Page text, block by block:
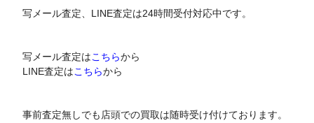
写メール査定、LINE査定は24時間受付対応中です。
写メール査定はこちらから
LINE査定はこちらから
事前査定無しでも店頭での買取は随時受け付けております。